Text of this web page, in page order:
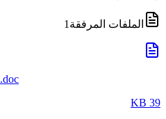
الملفات المرفقة 1
خامس امتحان عربي تشخيصي .doc
39 KB